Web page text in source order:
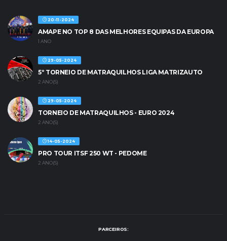
20-11-2024
AMAPE NO TOP 8 DAS MELHORES EQUIPAS DA EUROPA
1 ANO
29-05-2024
5º TORNEIO DE MATRAQUILHOS LIGA MATRIZAUTO
2 ANO(S)
29-05-2024
TORNEIO DE MATRAQUILHOS - EURO 2024
2 ANO(S)
14-05-2024
PRO TOUR ITSF 250 WT - PEDOME
2 ANO(S)
PARCEIROS: